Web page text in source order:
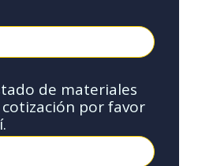
de materiales
por favor